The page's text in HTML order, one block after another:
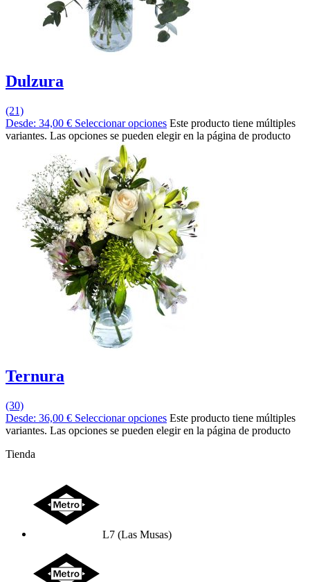
Dulzura
(21)
Desde: 34,00 € Seleccionar opciones Este producto tiene múltiples
variantes. Las opciones se pueden elegir en la página de producto
Ternura
(30)
Desde: 36,00 € Seleccionar opciones Este producto tiene múltiples
variantes. Las opciones se pueden elegir en la página de producto
Tienda
L7 (Las Musas)